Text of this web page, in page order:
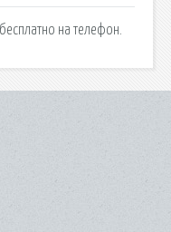
на телефон.